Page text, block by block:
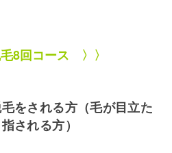
8回コース 〉〉
毛をされる方（毛が目立た
される方）